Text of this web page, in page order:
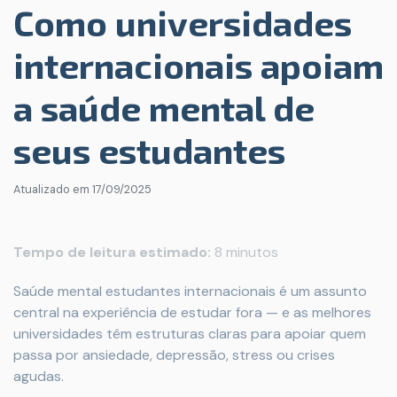
Como universidades
internacionais apoiam
a saúde mental de
seus estudantes
Atualizado em 17/09/2025
Tempo de leitura estimado: 8 minutos
Saúde mental estudantes internacionais é um assunto
central na experiência de estudar fora — e as melhores
universidades têm estruturas claras para apoiar quem
passa por ansiedade, depressão, stress ou crises
agudas.